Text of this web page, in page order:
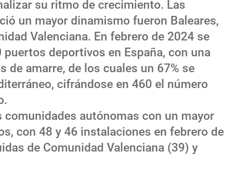
su ritmo de crecimiento. Las
un mayor dinamismo fueron Baleares,
Valenciana. En febrero de 2024 se
deportivos en España, con una
de amarre, de los cuales un 67% se
cifrándose en 460 el número
comunidades autónomas con un mayor
con 48 y 46 instalaciones en febrero de
de Comunidad Valenciana (39) y